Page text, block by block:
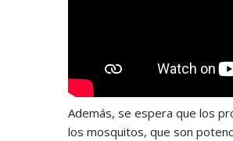
Además, se espera que los
los mosquitos, que son